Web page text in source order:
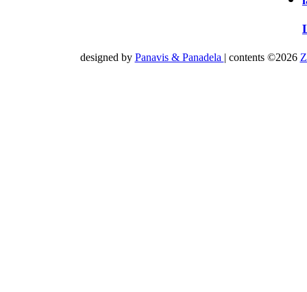
designed by Panavis & Panadela | contents ©2026